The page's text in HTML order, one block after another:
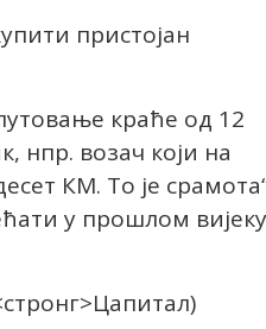
пристојан
краће од 12
нпр. возач који на
КМ. То је
у прошлом
)